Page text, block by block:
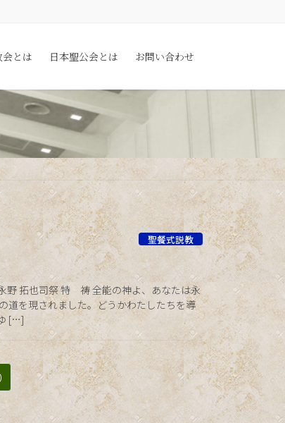
とは 日本聖公会とは お問い合わせ
聖餐式説教
野 拓也司祭 特 祷 全能の神よ、あなたは永
道を現されました。どうかわたしたちを導
[…]